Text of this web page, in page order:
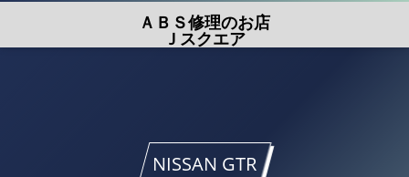
ＡＢＳ修理のお店
Ｊスクエア
NISSAN GTR